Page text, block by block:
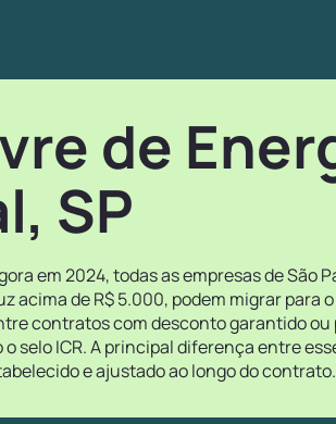
de
SP
em 2024, todas as empresas de São
acima de R$ 5.000, podem migrar para
contratos com desconto garantido ou
selo ICR. A principal diferença entre
e ajustado ao longo do contrato.